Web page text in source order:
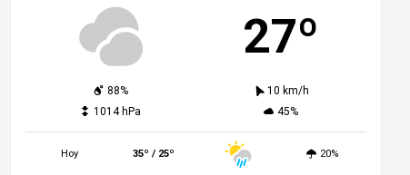
27º
88%
10 km/h
1014 hPa
45%
Hoy 35º / 25º 20%